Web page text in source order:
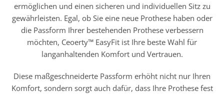
ermöglichen und einen sicheren und individuellen Sitz zu
gewährleisten. Egal, ob Sie eine neue Prothese haben oder
die Passform Ihrer bestehenden Prothese verbessern
möchten, Ceoerty™ EasyFit ist Ihre beste Wahl für
langanhaltenden Komfort und Vertrauen.
Diese maßgeschneiderte Passform erhöht nicht nur Ihren
Komfort, sondern sorgt auch dafür, dass Ihre Prothese fest